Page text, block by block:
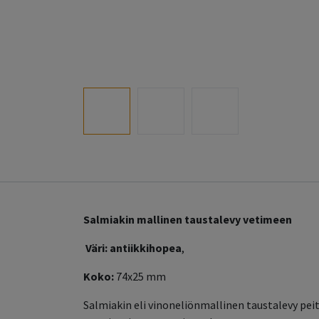
Salmiakin mallinen taustalevy vetimeen
Väri: antiikkihopea,
Koko: 74x25 mm
Salmiakin eli vinoneliönmallinen taustalevy